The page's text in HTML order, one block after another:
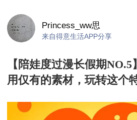
Princess_ww思
来自得意生活APP分享
【陪娃度过漫长假期NO.5
用仅有的素材，玩转这个